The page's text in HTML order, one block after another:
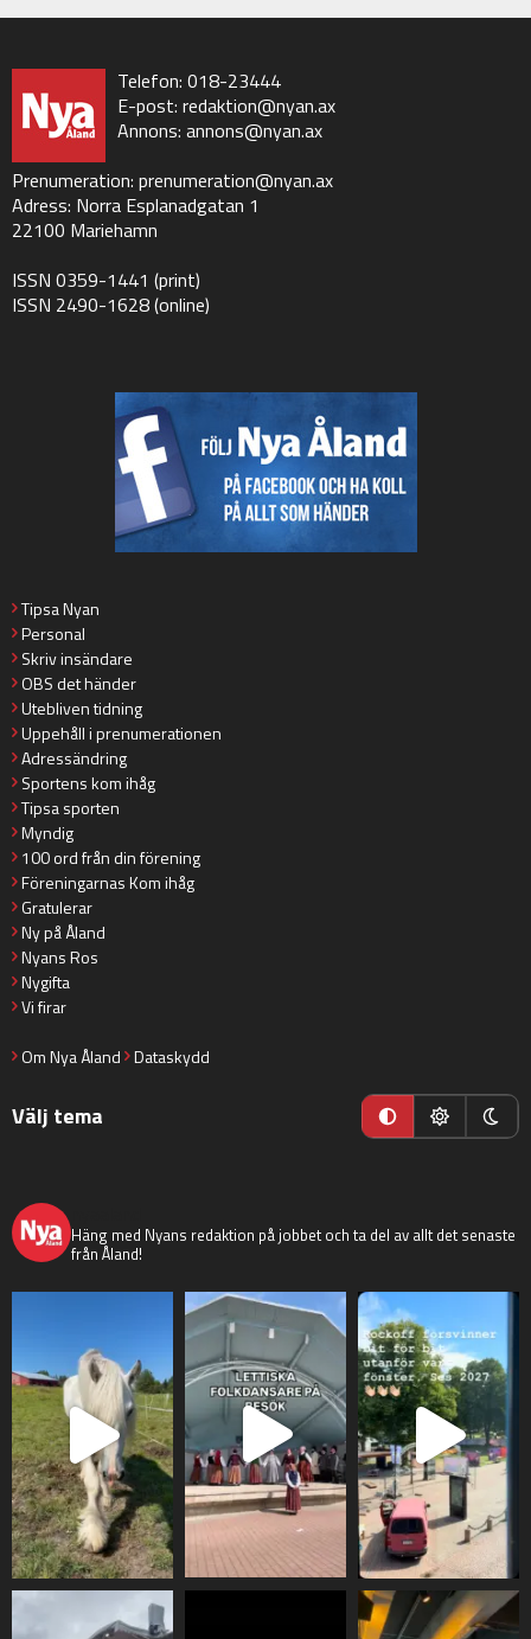
Telefon: 018-23444
E-post: redaktion@nyan.ax
Annons: annons@nyan.ax
Prenumeration: prenumeration@nyan.ax
Adress: Norra Esplanadgatan 1
22100 Mariehamn
ISSN 0359-1441 (print)
ISSN 2490-1628 (online)
Tipsa Nyan
Personal
Skriv insändare
OBS det händer
Utebliven tidning
Uppehåll i prenumerationen
Adressändring
Sportens kom ihåg
Tipsa sporten
Myndig
100 ord från din förening
Föreningarnas Kom ihåg
Gratulerar
Ny på Åland
Nyans Ros
Nygifta
Vi firar
Om Nya Åland Dataskydd
Välj tema
Häng med Nyans redaktion på jobbet och ta del av allt det senaste
från Åland!